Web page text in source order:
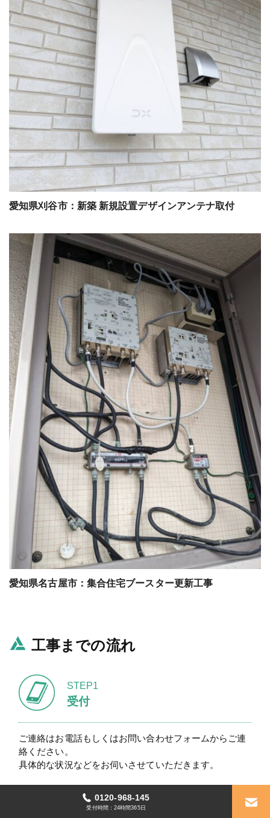
愛知県刈谷市：新築 新規設置デザインアンテナ取付
愛知県名古屋市：集合住宅ブースター更新工事
工事までの流れ
受付
STEP1
ご連絡はお電話もしくはお問い合わせフォームからご連
絡ください。
具体的な状況などをお伺いさせていただきます。
0120-968-145
0120-968-145
受付時間：24時間365日